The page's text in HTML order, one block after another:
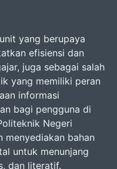
yang berupaya
efisiensi dan
juga sebagai salah
yang memiliki peran
informasi
bagi pengguna di
Negeri
menyediakan bahan
untuk menunjang
dan literatif.